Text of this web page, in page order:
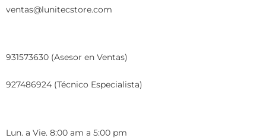
ventas@lunitecstore.com
931573630 (Asesor en Ventas)
927486924 (Técnico Especialista)
Lun. a Vie. 8:00 am a 5:00 pm